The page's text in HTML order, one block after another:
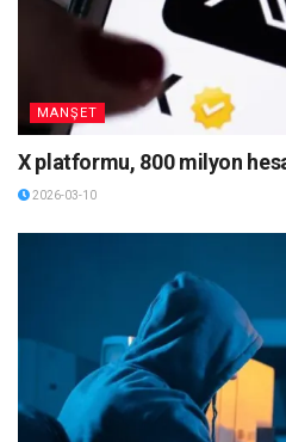
MANŞET
X platformu, 800 milyon
2026-03-10